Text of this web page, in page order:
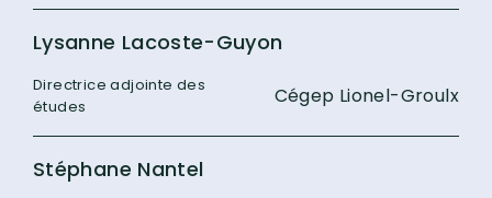
Lysanne Lacoste-Guyon
Directrice adjointe des
études
Cégep Lionel-Groulx
Stéphane Nantel